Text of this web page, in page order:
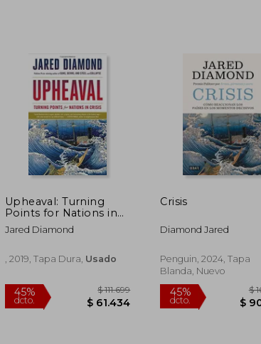
45%
dcto. $ 71.644
45%
dcto.
Upheaval: Turning
Points for Nations in
Crisis (en Inglés)
Jared Diamond
, 2019, Tapa Dura, Usado
Crisis
Diamond Jared
Penguin, 2024, Tapa
Blanda, Nuevo